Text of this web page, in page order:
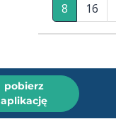
8 16
pobierz
aplikację